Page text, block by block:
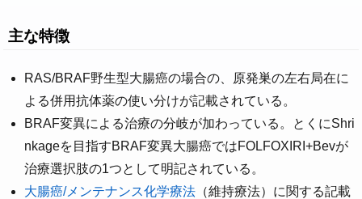
主な特徴
RAS/BRAF野生型大腸癌の場合の、原発巣の左右局在に
よる併用抗体薬の使い分けが記載されている。
BRAF変異による治療の分岐が加わっている。とくにShri
nkageを目指すBRAF変異大腸癌ではFOLFOXIRI+Bevが
治療選択肢の1つとして明記されている。
大腸癌/メンテナンス化学療法 （維持療法）に関する記載